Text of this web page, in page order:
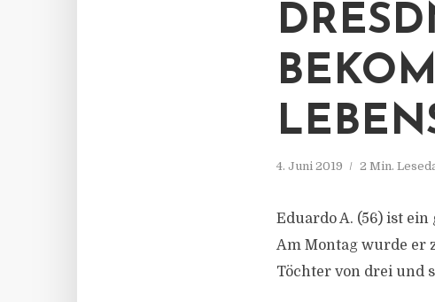
4. Juni 2019 2 Min.
Eduardo A. (56) ist
Am Montag wurde er
Töchter von drei und